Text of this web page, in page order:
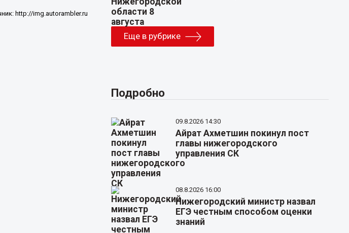
http://img.autorambler.ru
Еще в рубрике
Подробно
09.8.2026 14:30
Айрат Ахметшин покинул пост
главы нижегородского
управления СК
08.8.2026 16:00
Нижегородский министр назвал
ЕГЭ честным способом оценки
знаний